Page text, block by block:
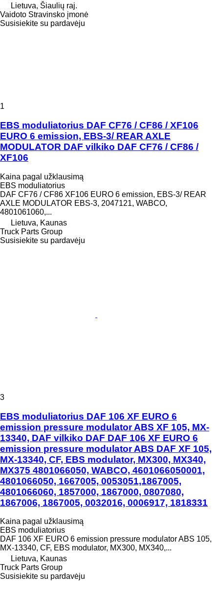
Lietuva, Šiaulių raj.
Vaidoto Stravinsko įmonė
Susisiekite su pardavėju
1
EBS moduliatorius DAF CF76 / CF86 / XF106
EURO 6 emission, EBS-3/ REAR AXLE
MODULATOR DAF vilkiko DAF CF76 / CF86 /
XF106
Kaina pagal užklausimą
EBS moduliatorius
DAF CF76 / CF86 XF106 EURO 6 emission, EBS-3/ REAR
AXLE MODULATOR EBS-3, 2047121, WABCO,
4801061060,...
Lietuva, Kaunas
Truck Parts Group
Susisiekite su pardavėju
3
EBS moduliatorius DAF 106 XF EURO 6
emission pressure modulator ABS XF 105, MX-
13340, DAF vilkiko DAF DAF 106 XF EURO 6
emission pressure modulator ABS DAF XF 105,
MX-13340, CF, EBS modulator, MX300, MX340,
MX375 4801066050, WABCO, 4601066050001,
4801066050, 1667005, 0053051,1867005,
4801066060, 1857000, 1867000, 0807080,
1867006, 1867005, 0032016, 0006917, 1818331
Kaina pagal užklausimą
EBS moduliatorius
DAF 106 XF EURO 6 emission pressure modulator ABS 105,
MX-13340, CF, EBS modulator, MX300, MX340,...
Lietuva, Kaunas
Truck Parts Group
Susisiekite su pardavėju